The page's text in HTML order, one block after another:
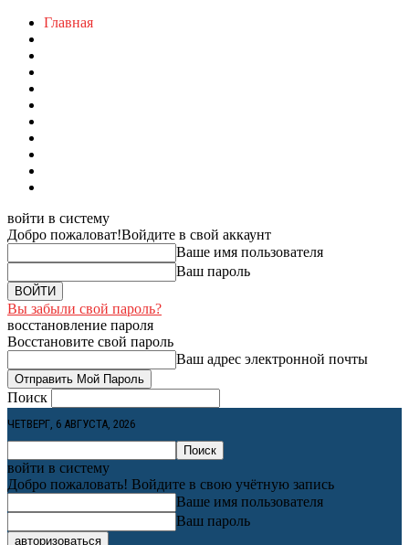
Главная
войти в систему
Добро пожаловат!Войдите в свой аккаунт
Ваше имя пользователя
Ваш пароль
Вы забыли свой пароль?
восстановление пароля
Восстановите свой пароль
Ваш адрес электронной почты
Поиск
ЧЕТВЕРГ, 6 АВГУСТА, 2026
войти в систему
Добро пожаловать! Войдите в свою учётную запись
Ваше имя пользователя
Ваш пароль